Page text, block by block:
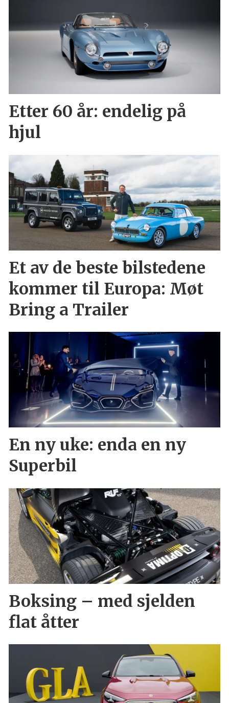
Etter 60 år: endelig på
hjul
Et av de beste bilstedene
kommer til Europa: Møt
Bring a Trailer
En ny uke: enda en ny
Superbil
Boksing – med sjelden
flat åtter